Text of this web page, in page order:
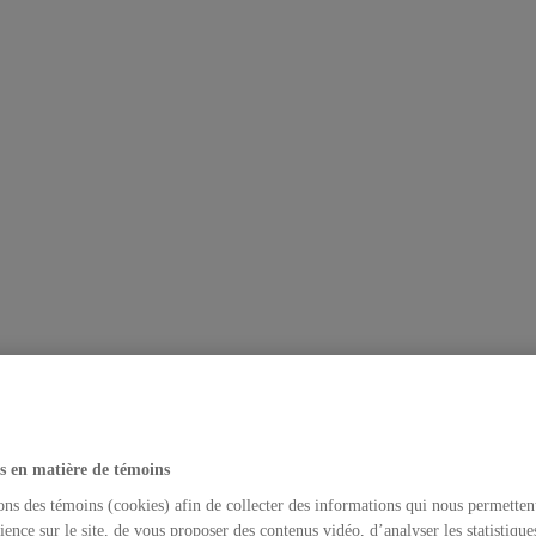
en matière de témoins
des témoins (cookies) afin de collecter des informations qui nous
sur le site, de vous proposer des contenus vidéo, d’analyser les